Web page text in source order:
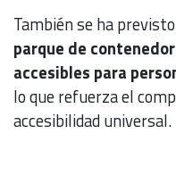
También se ha
parque de
accesibles para
lo que refuerza el
accesibilidad universal.